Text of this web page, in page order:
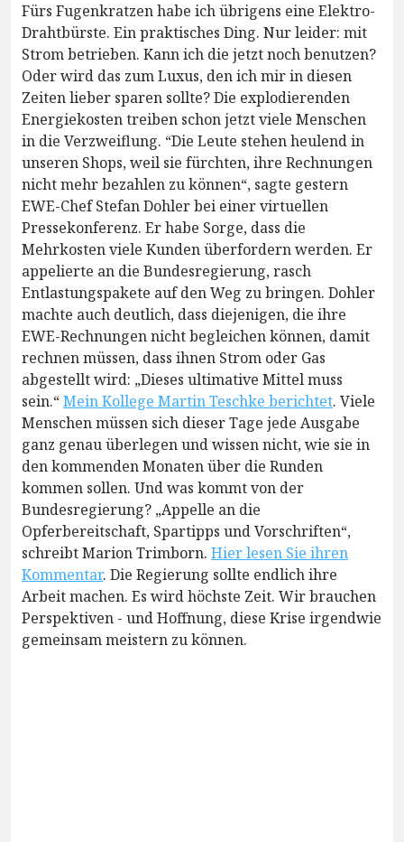
Fürs Fugenkratzen habe ich übrigens eine Elektro-
Drahtbürste. Ein praktisches Ding. Nur leider: mit
Strom betrieben. Kann ich die jetzt noch benutzen?
Oder wird das zum Luxus, den ich mir in diesen
Zeiten lieber sparen sollte? Die explodierenden
Energiekosten treiben schon jetzt viele Menschen
in die Verzweiflung. “Die Leute stehen heulend in
unseren Shops, weil sie fürchten, ihre Rechnungen
nicht mehr bezahlen zu können“, sagte gestern
EWE-Chef Stefan Dohler bei einer virtuellen
Pressekonferenz. Er habe Sorge, dass die
Mehrkosten viele Kunden überfordern werden. Er
appelierte an die Bundesregierung, rasch
Entlastungspakete auf den Weg zu bringen. Dohler
machte auch deutlich, dass diejenigen, die ihre
EWE-Rechnungen nicht begleichen können, damit
rechnen müssen, dass ihnen Strom oder Gas
abgestellt wird: „Dieses ultimative Mittel muss
sein.“Mein Kollege Martin Teschke berichtet. Viele
Menschen müssen sich dieser Tage jede Ausgabe
ganz genau überlegen und wissen nicht, wie sie in
den kommenden Monaten über die Runden
kommen sollen. Und was kommt von der
Bundesregierung? „Appelle an die
Opferbereitschaft, Spartipps und Vorschriften“,
schreibt Marion Trimborn. Hier lesen Sie ihren
Kommentar. Die Regierung sollte endlich ihre
Arbeit machen. Es wird höchste Zeit. Wir brauchen
Perspektiven - und Hoffnung, diese Krise irgendwie
gemeinsam meistern zu können.